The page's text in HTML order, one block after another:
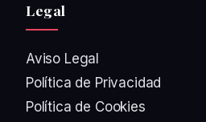
Legal
Aviso Legal
Política de Privacidad
Política de Cookies